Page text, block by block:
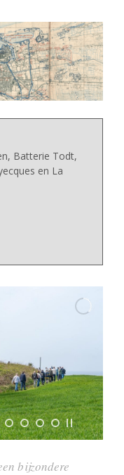
Batterie Todt,
en La
bijzondere